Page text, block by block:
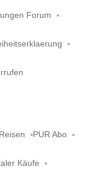
Forum
PUR Abo
Käufe